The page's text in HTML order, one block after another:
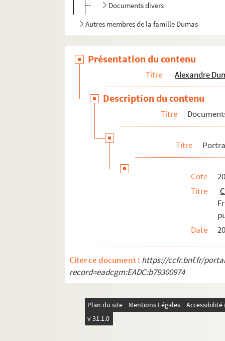
Documents divers
Autres membres de la famille Dumas
Présentation du contenu
Titre Alexandre
Description du contenu
Titre
Titre
Cote
Titre
Date
Citer ce document : https://ccfr.bnf.fr/
record=eadcgm:EADC:b79300974
Plan du site Mentions Légales
v 31.1.0